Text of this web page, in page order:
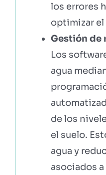
los errores
optimizar el
Gestión de
Los
agua
de los
el suelo.
agua y
asociados